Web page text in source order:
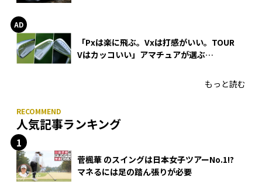
「Pxは楽に飛ぶ。Vxは打感がいい。TOUR
Vはカッコいい」アマチュアが選ぶ
もっと読む
人気記事ランキング
菅楓華 のスイングは日本女子ツアーNo.1!?
マネるには足の踏ん張りが必要